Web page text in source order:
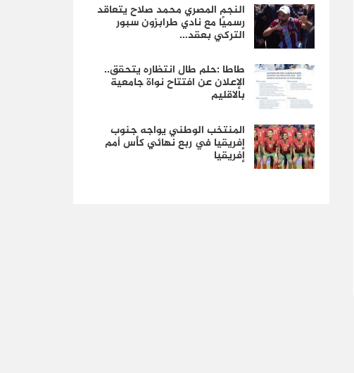
النجم المصري محمد صلاح يتعاقد
رسميًا مع نادي طرابزون سبور
التركي بعقد…
طاطا :حلم طال انتظاره يتحقق..
الإعلان عن افتتاح نواة جامعية
بالاقليم
المنتخب الوطني يواجه جنوب
إفريقيا في ربع نهائي كأس أمم
إفريقيا